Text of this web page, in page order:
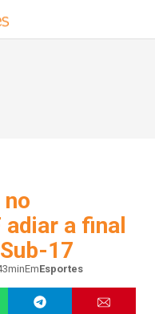
adiar a final
17
EmEsportes